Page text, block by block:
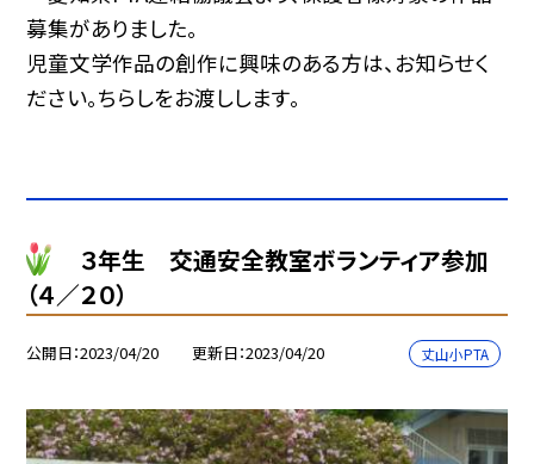
募集がありました。
児童文学作品の創作に興味のある方は、お知らせく
ださい。ちらしをお渡しします。
３年生 交通安全教室ボランティア参加
（４／２０）
公開日 2023/04/20 更新日 2023/04/20 丈山小PTA